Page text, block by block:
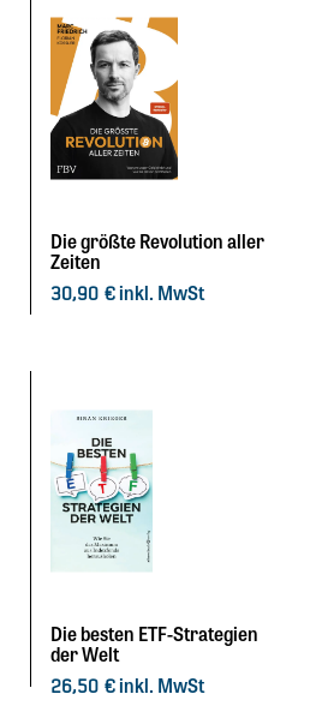
Die größte Revolution aller
Zeiten
30,90 € inkl. MwSt
Die besten ETF-Strategien
der Welt
26,50 € inkl. MwSt